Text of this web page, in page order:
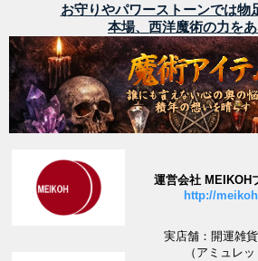
お守りやパワーストーンでは物
本場、西洋魔術の力を
運営会社 MEIKOH
http://
実店舗：開運雑
（アミュレ